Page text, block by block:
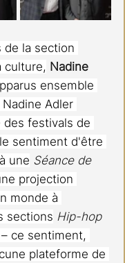
de la section
culture, Nadine
ensemble
Adler
des festivals de
sentiment d'être
une Séance de
projection
monde à
sections Hip-hop
ce sentiment,
plateforme de